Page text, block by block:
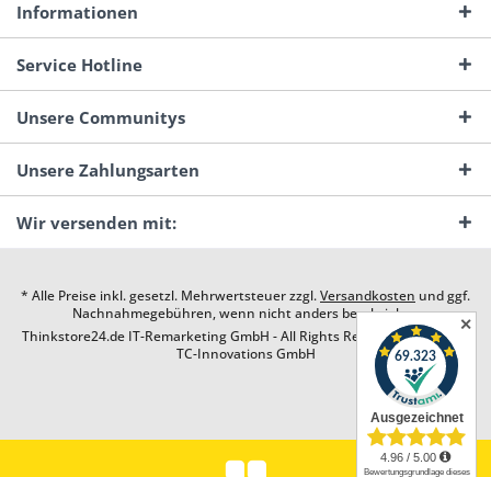
Informationen
Service Hotline
Unsere Communitys
Unsere Zahlungsarten
Wir versenden mit:
* Alle Preise inkl. gesetzl. Mehrwertsteuer zzgl.Versandkosten und ggf.
Nachnahmegebühren, wenn nicht anders beschrieben
Thinkstore24.de IT-Remarketing GmbH - All Rights Reserved. Design by
TC-Innovations GmbH
✕